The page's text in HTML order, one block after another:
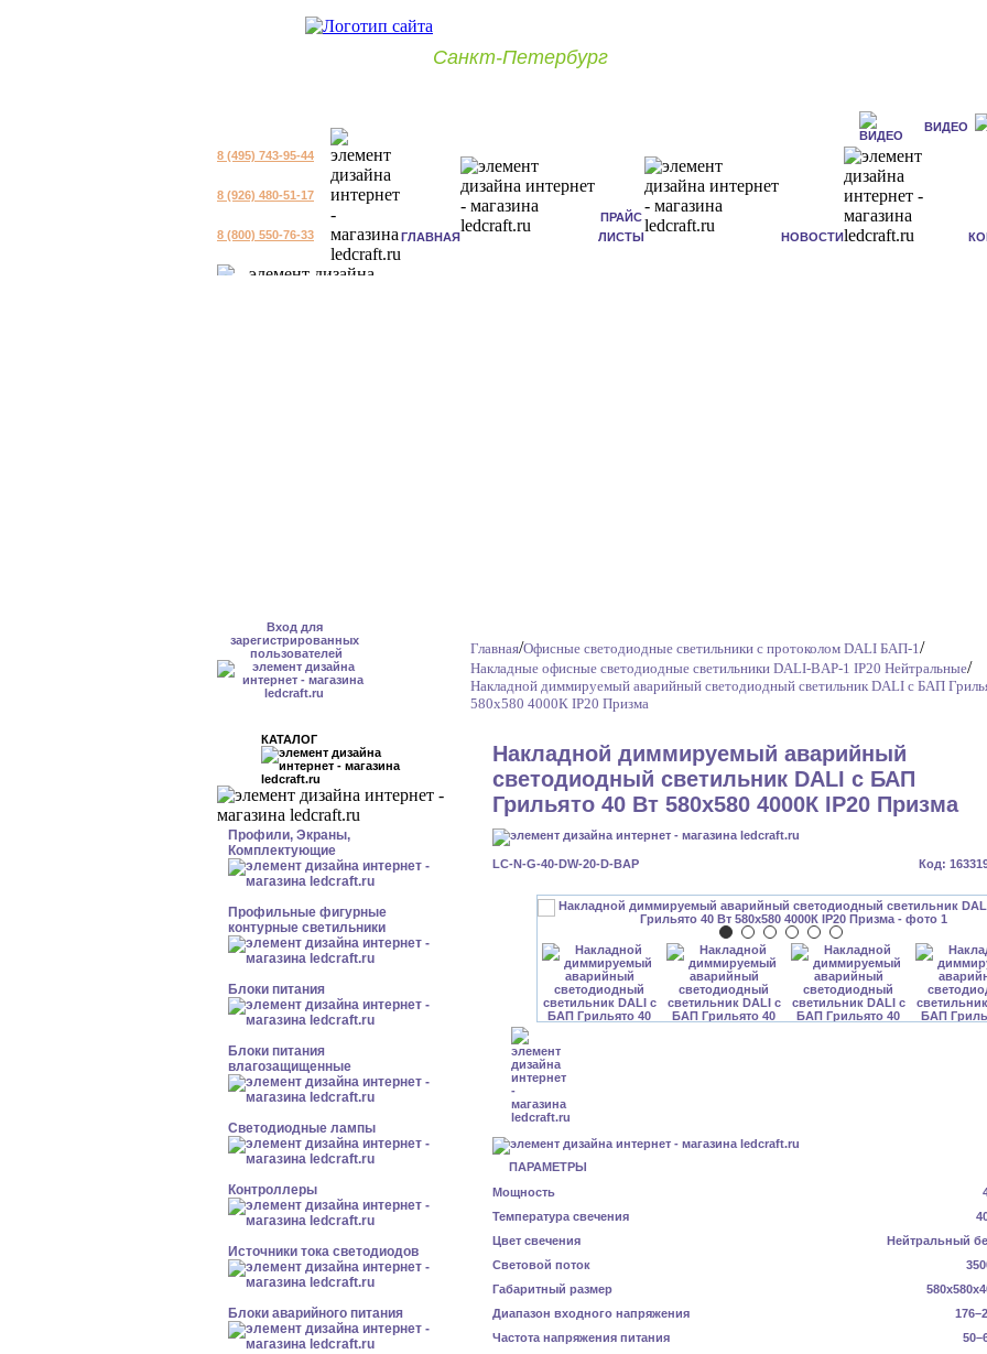
Санкт-Петербург
ВИДЕО
8 (495) 743-95-44
8 (926) 480-51-17
8 (800) 550-76-33 ГЛАВНАЯ
ПРАЙС
ЛИСТЫ
НОВОСТИ
Вход для
зарегистрированных
пользователей
КАТАЛОГ
Профили, Экраны,
Комплектующие
Профильные фигурные
контурные светильники
Блоки питания
Блоки питания
влагозащищенные
Светодиодные лампы
Контроллеры
Источники тока светодиодов
Блоки аварийного питания
Главная/Офисные светодиодные светильники с протоколом DALI БАП-1/
Накладные офисные светодиодные светильники DALI-BAP-1 IP20 Нейтральные/
Накладной диммируемый аварийный светодиодный светильник DALI с БАП
580x580 4000К IP20 Призма
Накладной диммируемый аварийный
светодиодный светильник DALI с БАП
Грильято 40 Вт 580x580 4000К IP20 Призма
Код:
LC-N-G-40-DW-20-D-BAP
ПАРАМЕТРЫ
Мощность
Температура свечения
Цвет свечения
Нейтральный
Световой поток
Габаритный размер
Диапазон входного напряжения
Частота напряжения питания